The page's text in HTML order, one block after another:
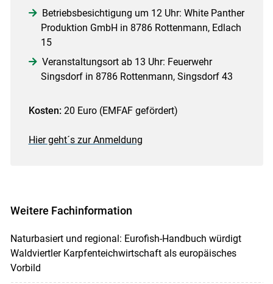
Betriebsbesichtigung um 12 Uhr: White Panther
Produktion GmbH in 8786 Rottenmann, Edlach
15
Veranstaltungsort ab 13 Uhr: Feuerwehr
Singsdorf in 8786 Rottenmann, Singsdorf 43
Kosten: 20 Euro (EMFAF gefördert)
Hier geht´s zur Anmeldung
Weitere Fachinformation
Naturbasiert und regional: Eurofish-Handbuch würdigt
Waldviertler Karpfenteichwirtschaft als europäisches
Vorbild